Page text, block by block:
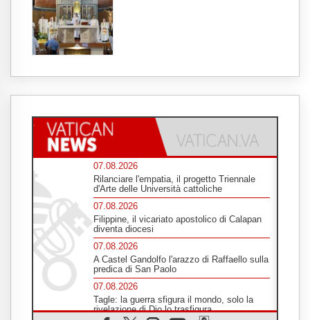
07.08.2026
Rilanciare l'empatia, il progetto Triennale
d'Arte delle Università cattoliche
07.08.2026
Filippine, il vicariato apostolico di Calapan
diventa diocesi
07.08.2026
A Castel Gandolfo l'arazzo di Raffaello sulla
predica di San Paolo
07.08.2026
Tagle: la guerra sfigura il mondo, solo la
rivelazione di Dio lo trasfigura